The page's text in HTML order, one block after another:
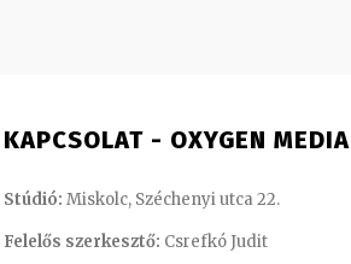
KAPCSOLAT - OXYGEN MEDIA
Stúdió: Miskolc, Széchenyi utca 22.
Felelős szerkesztő: Csrefkó Judit